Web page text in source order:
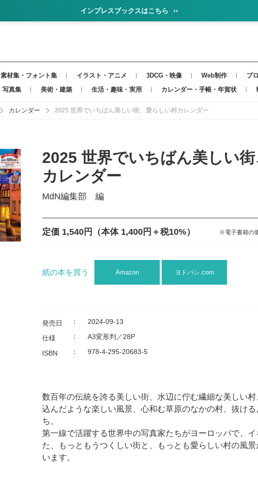
インプレスブックスはこちら ››
素材集・フォント集 イラスト・アニメ 3DCG・映像 Web制作 プ
写真集 美術・建築 生活・趣味・実用 カレンダー・手帳・年賀状
カレンダー 2025 世界でいちばん美しい街、愛らしい村カレンダー
2025 世界でいちばん美しい
カレンダー
MdN編集部 編
定価 1,540円 （本体 1,400円＋税10%） ※電子書籍の
紙の本を買う Amazon ヨドバシ.com
発売日 ： 2024-09-13
仕様 ： A3変形判／28P
ISBN ： 978-4-295-20683-5
数百年の伝統を誇る美しい街、水辺に佇む繊細な美しい
込んだような楽しい風景、心和む草原のなかの村、抜け
ち。
第一線で活躍する世界中の写真家たちがヨーロッパで、イ
た、もっともうつくしい街と、もっとも愛らしい村の風
います。